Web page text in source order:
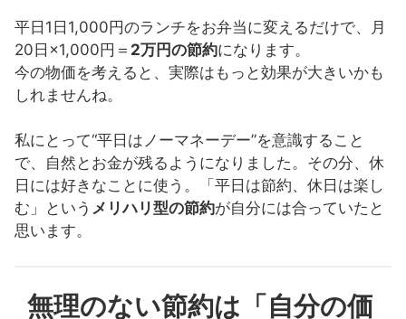
平日1日1,000円のランチをお弁当に変えるだけで、月
20日×1,000円＝ 2万円の節約になります。
今の物価を考えると、実際はもっと効果が大きいかも
しれませんね。
私にとって“平日はノーマネーデー”を意識すること
で、自然とお金が残るようになりました。その分、休
日には好きなことに使う。「平日は節約、休日は楽し
む」という メリハリ型の節約が自分には合っていたと
思います。
無理のない節約は「自分の価